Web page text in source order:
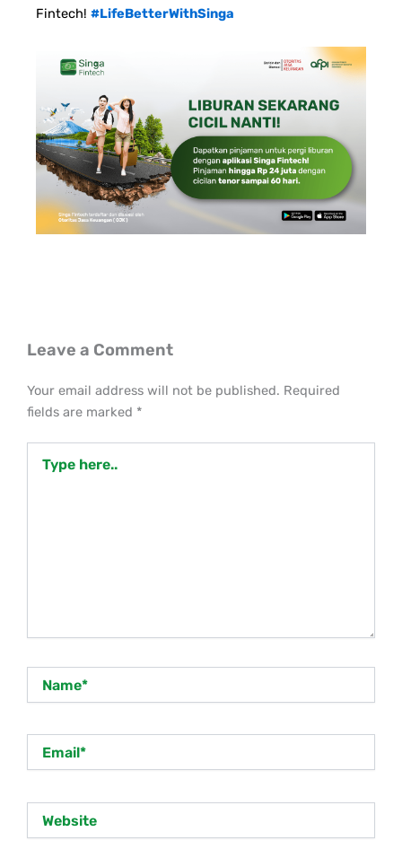
Fintech! #LifeBetterWithSinga
Leave a Comment
Your email address will not be published. Required
fields are marked *
here..